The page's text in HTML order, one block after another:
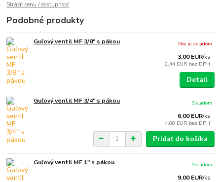
Strážiť cenu / dostupnosť
Podobné produkty
Guľový ventil MF 3/8" s pákou
3,00 EUR/ks
2,44 EUR bez DPH
Nie je skladom
Detail
Guľový ventil MF 3/4" s pákou
6,00 EUR/ks
4,88 EUR bez DPH
Skladom
Pridať do košíka
Guľový ventil MF 1" s pákou
9,00 EUR/ks
Skladom